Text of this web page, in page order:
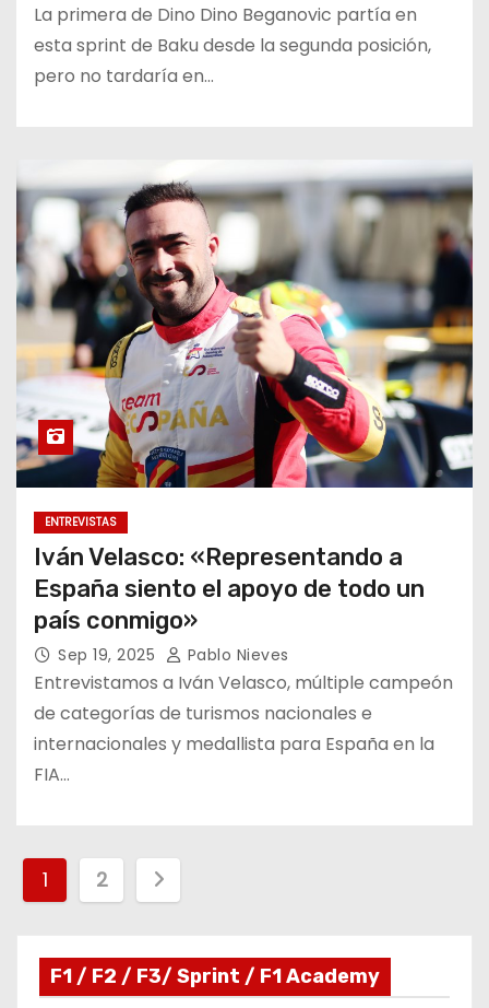
La primera de Dino Dino Beganovic partía en
esta sprint de Baku desde la segunda posición,
pero no tardaría en…
ENTREVISTAS
Iván Velasco: «Representando a
España siento el apoyo de todo un
país conmigo»
Sep 19, 2025 Pablo Nieves
Entrevistamos a Iván Velasco, múltiple campeón
de categorías de turismos nacionales e
internacionales y medallista para España en la
FIA…
1 2
F1 / F2 / F3/ Sprint / F1 Academy